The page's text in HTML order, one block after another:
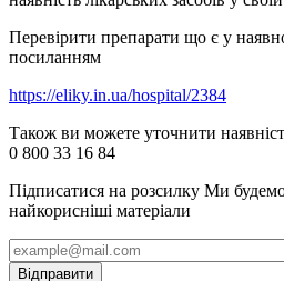
Перевірити препарати що є у
посиланням
https://eliky.in.ua/hospital/2384
Також ви можете уточнити
0 800 33 16 84​​
Підписатися на розсилку Ми
найкорисніші матеріали